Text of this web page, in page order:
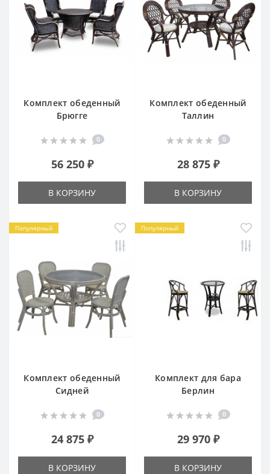
Комплект обеденный
Брюгге
0
56 250 ₽
В КОРЗИНУ
Комплект обеденный
Таллин
0
28 875 ₽
В КОРЗИНУ
Популярный
Комплект обеденный
Сидней
0
24 875 ₽
В КОРЗИНУ
Популярный
Комплект для бара
Берлин
0
29 970 ₽
В КОРЗИНУ